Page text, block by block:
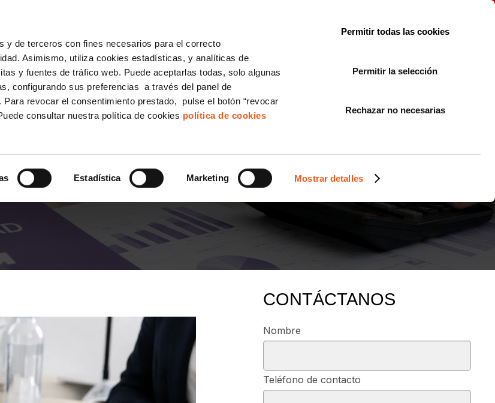
y de terceros con fines necesarios para el correcto
Asimismo, utiliza cookies estadísticas, y analíticas de
y fuentes de tráfico web. Puede aceptarlas todas, solo algunas
configurando sus preferencias a través del panel de
revocar el consentimiento prestado, pulse el botón “revocar
consultar nuestra política de cookies política de cookies
Estadística Marketing Mostrar detalles
Permitir todas las cookies
Permitir la selección
Rechazar no necesarias
CONSULTORÍA ECOMMERCE LSSI CANAL DENUNCIAS
DESTINA 550.000 EUROS PARA
IGUALDAD EN LAS ORGANIZACIONES
CONTÁCTANOS
Nombre
Teléfono de contacto